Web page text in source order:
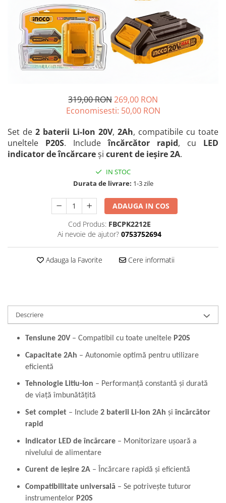
Mașini de șlefuit
Măști de sudură
Nivele cu bulă
Nivelă laser
Picamere
Capsatoare
Căni
Drujbă
Accesorii pentru drujbă
Grătare și accesorii
Instalații sanitare
Mașină de tocat carne
Mori electrice
Oale și vase de gătit
Pistol pentru vopsit
Pompă, hidrofor
Prelungitoare
Scule electrice
Accesorii scule electrice
Compresoare aer
Fierastrau sabie
Fierăstrău circular
Flexuri
Mixere mortar
Motoare electrice
Pistoale de bătut cuie
Polizoare
319,00 RON269,00 RON
Economisesti: 50,00 RON
Set de 2 baterii Li-Ion 20V, 2Ah, compatibile cu toate
uneltele P20S. Includeîncărcător rapid, cu LED
indicator de încărcareși curent de ieșire 2A.
IN STOC
Durata de livrare: 1-3 zile
ADAUGA IN COS
Cod Produs: FBCPK2212E
Ai nevoie de ajutor? 0753752694
Adauga la Favorite Cere informatii
Descriere
Tensiune 20V – Compatibil cu toate uneltele P20S
Capacitate 2Ah – Autonomie optimă pentru utilizare
eficientă
Tehnologie Litiu-Ion – Performanță constantă și durată
de viață îmbunătățită
Set complet – Include 2 baterii Li-Ion 2Ah șiîncărcător
rapid
Indicator LED de încărcare – Monitorizare ușoară a
nivelului de alimentare
Curent de ieșire 2A – Încărcare rapidă și eficientă
Compatibilitate universală – Se potrivește tuturor
instrumentelor P20S